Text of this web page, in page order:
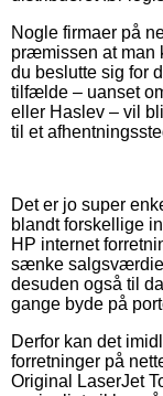
Nogle firmaer på
præmissen at man
du beslutte sig for
tilfælde – uanset
eller Haslev – vil
til et
Det er jo super
blandt forskellige
HP internet
sænke
desuden også til
gange byde på
Derfor kan det
forretninger på
Original LaserJet